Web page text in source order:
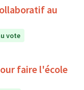
au
vote
faire l'école